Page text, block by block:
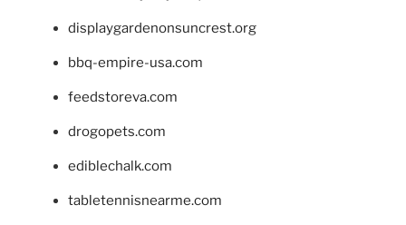
displaygardenonsuncrest.org
bbq-empire-usa.com
feedstoreva.com
drogopets.com
ediblechalk.com
tabletennisnearme.com